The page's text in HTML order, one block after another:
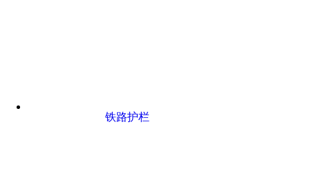
铁路护栏